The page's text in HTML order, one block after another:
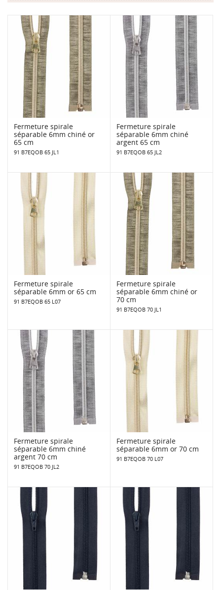
Fermeture spirale
séparable 6mm chiné or
65 cm
91 B7EQOB 65 JL1
Fermeture spirale
séparable 6mm chiné
argent 65 cm
91 B7EQOB 65 JL2
Fermeture spirale
séparable 6mm or 65 cm
91 B7EQOB 65 L07
Fermeture spirale
séparable 6mm chiné or
70 cm
91 B7EQOB 70 JL1
Fermeture spirale
séparable 6mm chiné
argent 70 cm
91 B7EQOB 70 JL2
Fermeture spirale
séparable 6mm or 70 cm
91 B7EQOB 70 L07